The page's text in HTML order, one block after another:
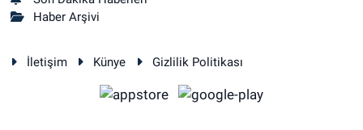
Haber Arşivi
İletişim Künye Gizlilik Politikası